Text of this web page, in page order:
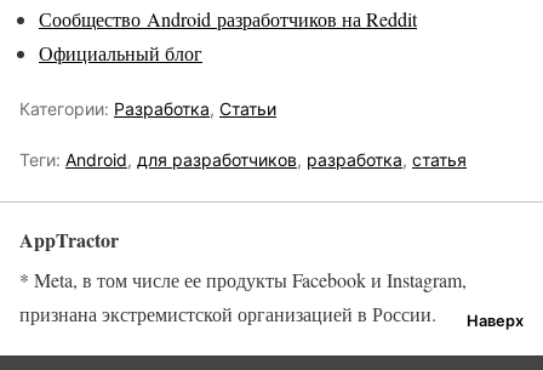
Сообщество Android разработчиков на Reddit
Официальный блог
Категории: Разработка, Статьи
Теги: Android, для разработчиков, разработка, статья
AppTractor
Наверх
* Meta, в том числе ее продукты Facebook и Instagram,
признана экстремистской организацией в России.